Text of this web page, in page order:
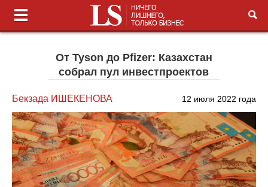
От Tyson до Pfizer: Казахстан
собрал пул инвестпроектов
Бекзада ИШЕКЕНОВА 12 июля 2022 года